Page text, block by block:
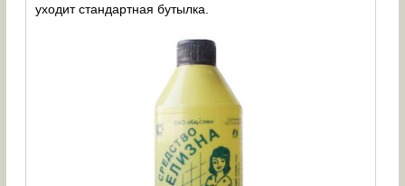
уходит стандартная бутылка.